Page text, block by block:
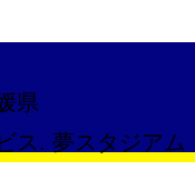
県
ス. 夢スタジアム